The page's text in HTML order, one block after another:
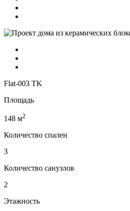
Flat-003 TK
Площадь
148 м2
Количество спален
3
Количество санузлов
2
Этажность